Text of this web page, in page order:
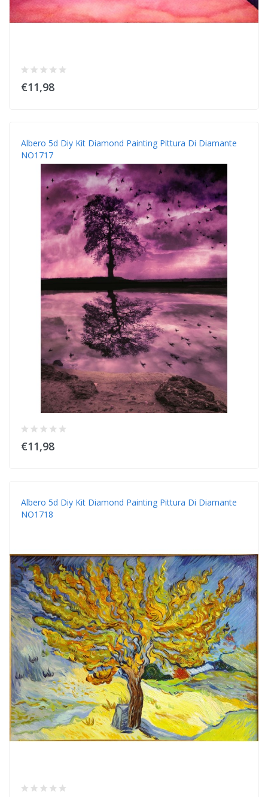
€11,98
Albero 5d Diy Kit Diamond Painting Pittura Di Diamante
NO1717
€11,98
Albero 5d Diy Kit Diamond Painting Pittura Di Diamante
NO1718